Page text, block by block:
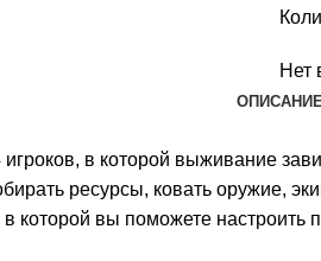
Нет
в которой выживание
ресурсы, ковать оружие,
которой вы поможете